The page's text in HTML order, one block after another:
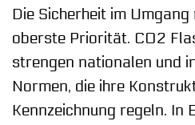
Die Sicherheit im
oberste Priorität. CO2
strengen nationalen und
Normen, die ihre
Kennzeichnung regeln. In